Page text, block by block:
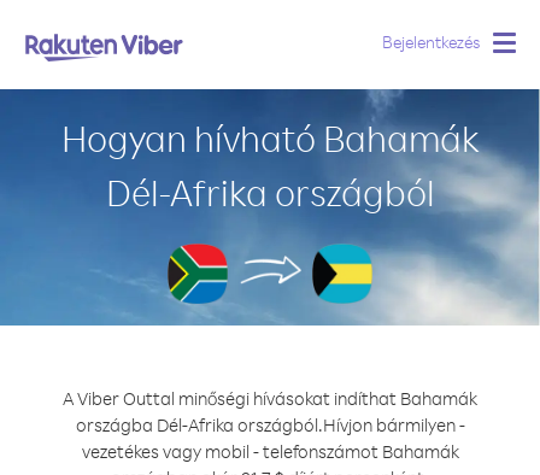
Bejelentkezés
Hogyan hívható Bahamák
Dél-Afrika országból
A Viber Outtal minőségi hívásokat indíthat Bahamák
országba Dél-Afrika országból.Hívjon bármilyen -
vezetékes vagy mobil - telefonszámot Bahamák